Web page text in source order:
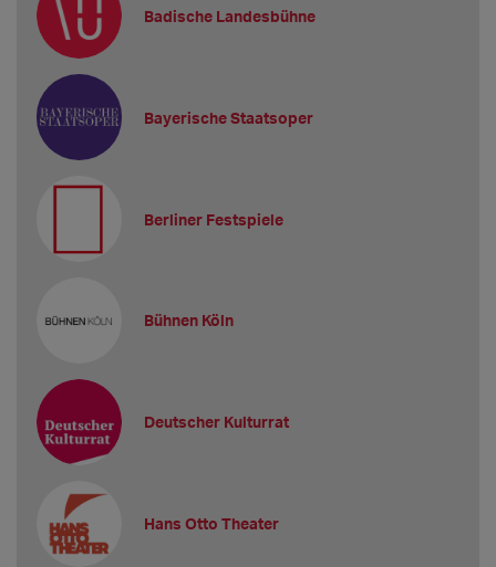
Badische Landesbühne
Bayerische Staatsoper
Berliner Festspiele
Bühnen Köln
Deutscher Kulturrat
Hans Otto Theater